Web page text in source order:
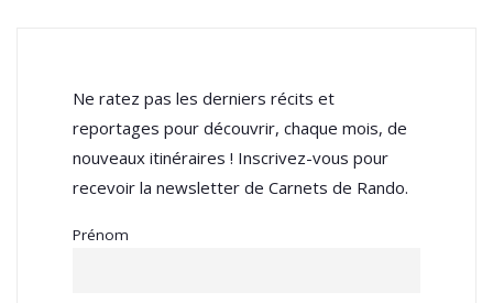
Ne ratez pas les derniers récits et
reportages pour découvrir, chaque mois, de
nouveaux itinéraires ! Inscrivez-vous pour
recevoir la newsletter de Carnets de Rando.
Prénom